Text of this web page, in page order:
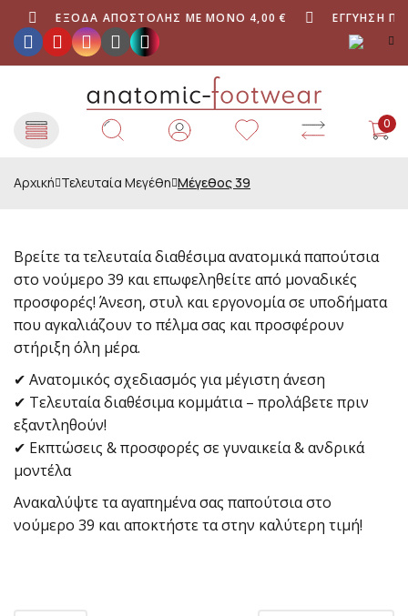
ΈΞΟΔΑ ΑΠΟΣΤΟΛΉΣ ΜΕ ΜΌΝΟ 4,00 € ΕΓΓΎΗΣΗ
0
Αρχική Τελευταία Μεγέθη Μέγεθος 39
Βρείτε τα τελευταία διαθέσιμα ανατομικά παπούτσια
στο νούμερο 39 και επωφεληθείτε από μοναδικές
προσφορές! Άνεση, στυλ και εργονομία σε υποδήματα
που αγκαλιάζουν το πέλμα σας και προσφέρουν
στήριξη όλη μέρα.
✔ Ανατομικός σχεδιασμός για μέγιστη άνεση
✔ Τελευταία διαθέσιμα κομμάτια – προλάβετε πριν
εξαντληθούν!
✔ Εκπτώσεις & προσφορές σε γυναικεία & ανδρικά
μοντέλα
Ανακαλύψτε τα αγαπημένα σας παπούτσια στο
νούμερο 39 και αποκτήστε τα στην καλύτερη τιμή!